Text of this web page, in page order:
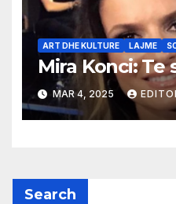
ART DHE KULTURE LAJME
Mira Konci:
MAR 4, 2025
Search